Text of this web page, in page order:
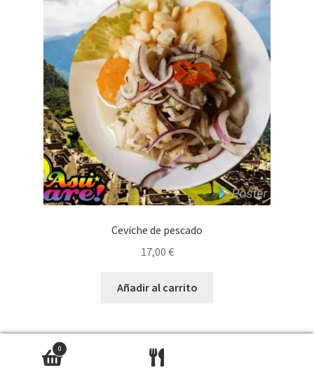
Ceviche de pescado
17,00 €
Añadir al carrito
0